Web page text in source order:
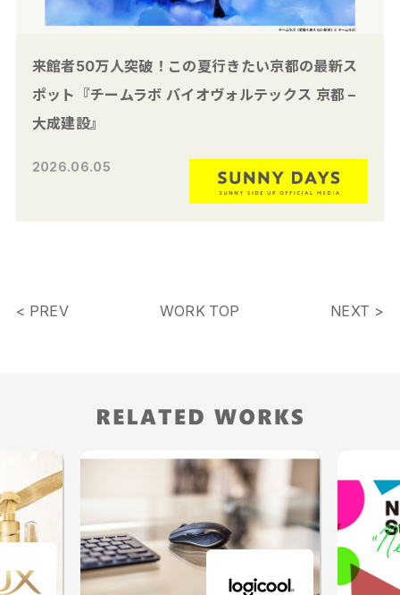
来館者50万人突破！この夏行きたい京都の最新ス
ポット『チームラボ バイオヴォルテックス 京都 –
大成建設』
2026.06.05
< PREV WORK TOP NEXT >